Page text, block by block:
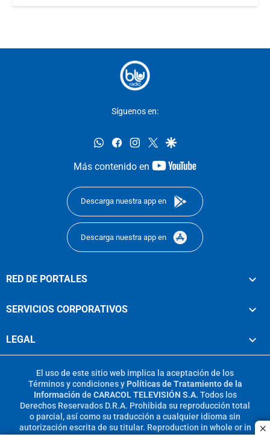
Síguenos en:
whatsappfacebookinstagram
twittergoogle
Más contenido en
youtube-
Descarga nuestra app en
Descarga nuestra app en
RED DE PORTALES
SERVICIOS CORPORATIVOS
LEGAL
El uso de este sitio web implica la aceptación de los
Términos y condicionesy Políticas de Tratamiento de la
Información de CARACOL TELEVISIÓN S.A. Todos los
Derechos Reservados D.R.A. Prohibida su reproducción total
o parcial, así como su traducción a cualquier idioma sin
autorización escrita de su titular. Reproduction in whole or in